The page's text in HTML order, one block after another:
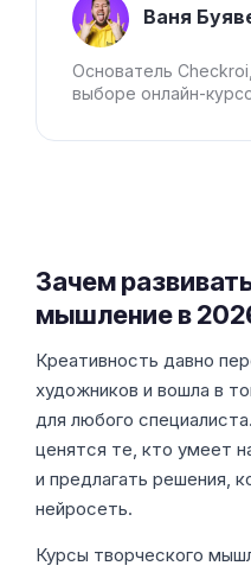
Ваня
Основатель
выборе онлайн-
Зачем
мышление в
Креативность давно
художников и вошла в
для любого
ценятся те, кто умеет
и предлагать решения,
нейросеть.
Курсы творческого